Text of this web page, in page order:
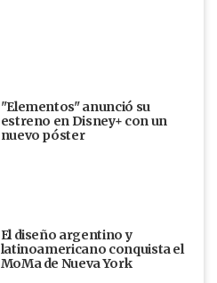
"Elementos" anunció su
estreno en Disney+ con un
nuevo póster
El diseño argentino y
latinoamericano conquista el
MoMa de Nueva York